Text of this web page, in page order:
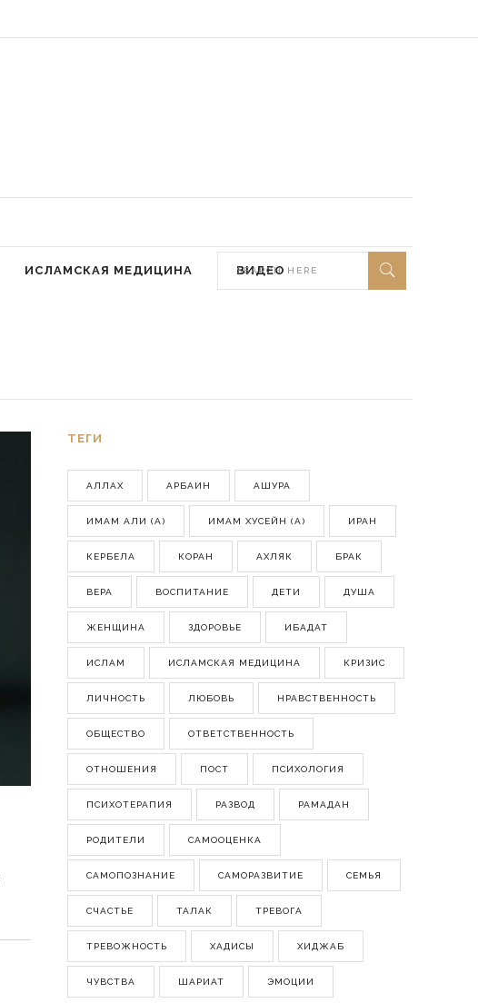
ИСЛАМСКАЯ МЕДИЦИНА ВИДЕО
ТЕГИ
АЛЛАХ АРБАИН АШУРА
ИМАМ АЛИ (А) ИМАМ ХУСЕЙН (А) ИРАН
КЕРБЕЛА КОРАН АХЛЯК БРАК
ВЕРА ВОСПИТАНИЕ ДЕТИ ДУША
ЖЕНЩИНА ЗДОРОВЬЕ ИБАДАТ
ИСЛАМ ИСЛАМСКАЯ МЕДИЦИНА КРИЗИС
ЛИЧНОСТЬ ЛЮБОВЬ НРАВСТВЕННОСТЬ
ОБЩЕСТВО ОТВЕТСТВЕННОСТЬ
ОТНОШЕНИЯ ПОСТ ПСИХОЛОГИЯ
ПСИХОТЕРАПИЯ РАЗВОД РАМАДАН
РОДИТЕЛИ САМООЦЕНКА
САМОПОЗНАНИЕ САМОРАЗВИТИЕ СЕМЬЯ
СЧАСТЬЕ ТАЛАК ТРЕВОГА
ТРЕВОЖНОСТЬ ХАДИСЫ ХИДЖАБ
ЧУВСТВА ШАРИАТ ЭМОЦИИ